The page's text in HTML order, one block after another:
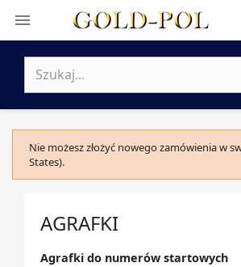

Nie możesz złożyć nowego zamówienia w
States).
AGRAFKI
Agrafki do numerów startowych